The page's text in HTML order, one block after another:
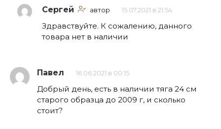
Сергей автор 15.07.2021 в 21:54
Здравствуйте. К сожалению, данного
товара нет в наличии
Павел 16.06.2021 в 00:15
Добрый день, есть в наличии тяга 24 см
старого образца до 2009 г, и сколько
стоит?